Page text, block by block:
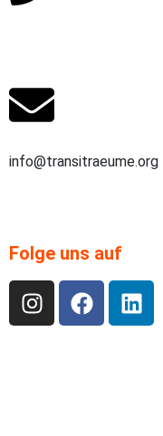
info@transitraeume.org
Folge uns auf